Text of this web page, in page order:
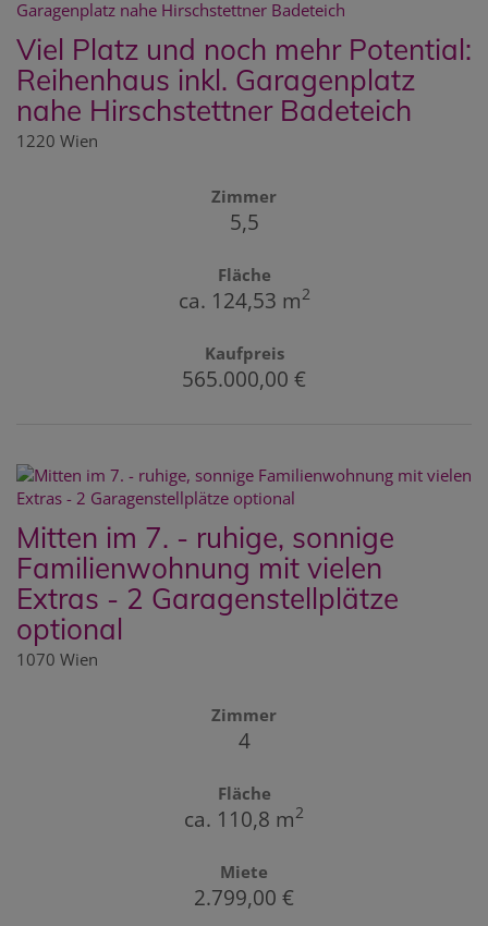
Viel Platz und noch mehr Potential:
Reihenhaus inkl. Garagenplatz
nahe Hirschstettner Badeteich
1220 Wien
Zimmer
5,5
Fläche
ca. 124,53 m2
Kaufpreis
565.000,00 €
Mitten im 7. - ruhige, sonnige
Familienwohnung mit vielen
Extras - 2 Garagenstellplätze
optional
1070 Wien
Zimmer
4
Fläche
ca. 110,8 m2
Miete
2.799,00 €